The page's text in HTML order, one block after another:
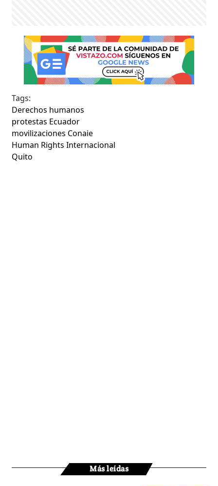
Tags:
Derechos humanos
protestas Ecuador
movilizaciones Conaie
Human Rights Internacional
Quito
Más leídas